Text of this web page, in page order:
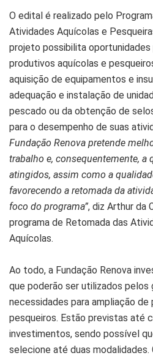
O edital é realizado pelo
Atividades Aquícolas e
projeto possibilita
produtivos aquícolas e
aquisição de equipamentos e
adequação e instalação de
pescado ou da obtenção de
para o desempenho de suas
Fundação Renova pretende
trabalho e, consequentemente, a
atingidos, assim como a
favorecendo a retomada da
foco do programa”, diz Arthur da
programa de Retomada das
Aquícolas.
Ao todo, a Fundação Renova
que poderão ser utilizados pelos
necessidades para ampliação
pesqueiros. Estão previstas até
investimentos, sendo possível
selecione até duas modalidades.